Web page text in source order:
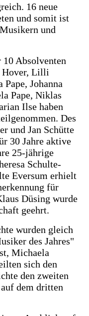
16 neue
und somit ist
und
Absolventen
Hover, Lilli
Johanna
Pape, Niklas
Ilse haben
Des
und Jan Schütte
30 Jahre aktive
25-jährige
Schulte-
Eversum erhielt
für
Düsing wurde
geehrt.
wurden gleich
des Jahres"
Michaela
sich den
den zweiten
dem dritten